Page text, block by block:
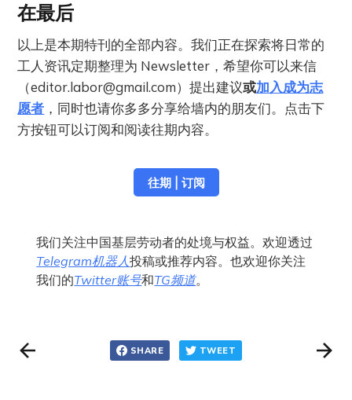
在最后
以上是本期特刊的全部内容。我们正在探索将日常的
工人资讯定期整理为 Newsletter，希望你可以来信
（editor.labor@gmail.com）提出建议或加入成为志
愿者 ，同时也请你多多分享给墙内的朋友们。点击下
方按钮可以订阅和阅读往期内容。
往期 | 订阅
我们关注中国基层劳动者的处境与权益。欢迎透过
Telegram机器人投稿或推荐内容。也欢迎你关注
我们的Twitter账号和TG频道。
SHARE TWEET